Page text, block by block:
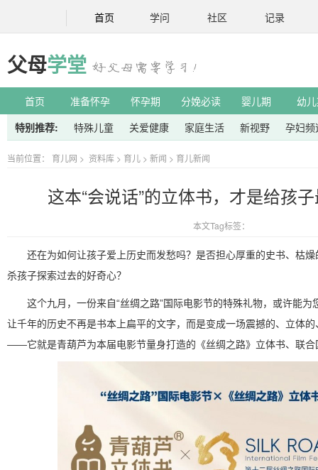
首页 学问 社区 记录
父母学堂
首页 准备怀孕 怀孕期 分娩必读 婴儿期
幼
特别推荐:
特殊儿童 关爱健康 家庭生活 新视野 孕妇频
当前位置： 育儿网 > 资料库 > 育儿 > 新闻 > 育儿新闻
这本“会说话”的立体书，才是给孩
本文Tag标签：
还在为如何让孩子爱上历史而发愁吗？是否担心厚重的史书、枯
杀孩子探索过去的好奇心？
这个九月，一份来自“丝绸之路”国际电影节的特殊礼物，或许能为
让千年的历史不再是书本上扁平的文字，而是变成一场震撼的、立体的
——它就是青葫芦为本届电影节量身打造的《丝绸之路》立体书、联合